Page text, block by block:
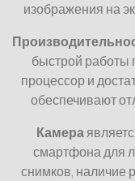
изображения на
быстрой
процессор и
обеспечивают
Камера
смартфона для
снимков, наличие